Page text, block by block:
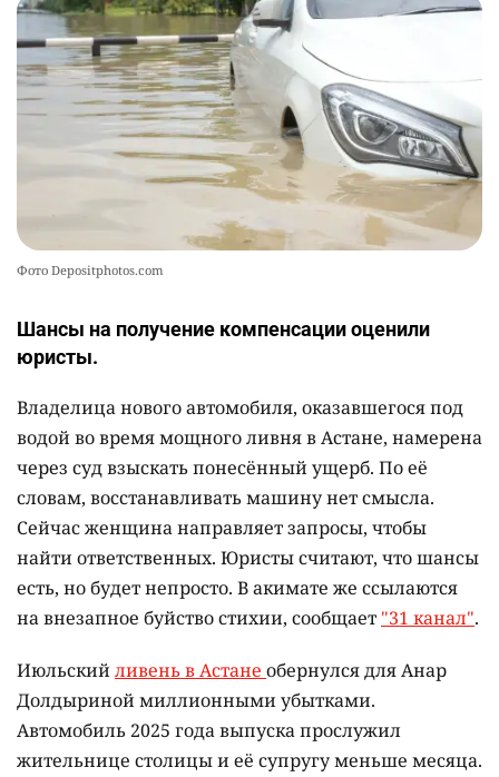
10 🤝 Токаев принял главу холдинга "Байтерек"
2360 1 22
Фото Depositphotos.com
Шансы на получение компенсации оценили
юристы.
Владелица нового автомобиля, оказавшегося под
водой во время мощного ливня в Астане, намерена
через суд взыскать понесённый ущерб. По её
словам, восстанавливать машину нет смысла.
Сейчас женщина направляет запросы, чтобы
найти ответственных. Юристы считают, что шансы
есть, но будет непросто. В акимате же ссылаются
на внезапное буйство стихии, сообщает "31 канал".
Июльскийливень в Астане обернулся для Анар
Долдыриной миллионными убытками.
Автомобиль 2025 года выпуска прослужил
жительнице столицы и её супругу меньше месяца.